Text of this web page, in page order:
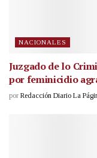
NACIONALES
Juzgado de lo
por feminicidio
por Redacción Diario La